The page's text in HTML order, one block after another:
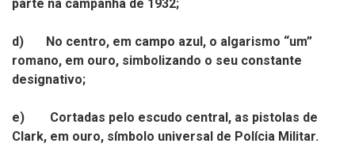
parte na campanha de 1932;
d) No centro, em campo azul, o algarismo “um”
romano, em ouro, simbolizando o seu constante
designativo;
e) Cortadas pelo escudo central, as pistolas de
Clark, em ouro, símbolo universal de Polícia Militar.